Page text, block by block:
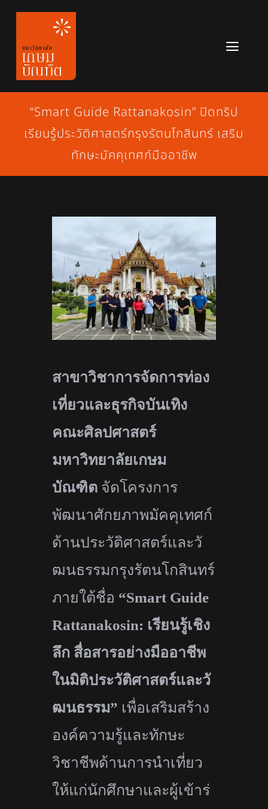
Skip
content
หลักสูตร
ข่าวสาร
เกี่ยวกับมหาวิทยาลัย
สมัครเรียน
“Smart Guide Rattanakosin” ปิดทริป
เรียนรู้ประวัติศาสตร์กรุงรัตนโกสินทร์ เสริม
ทักษะมัคคุเทศก์มืออาชีพ
สาขาวิชาการจัดการท่อง
เที่ยวและธุรกิจบันเทิง
คณะศิลปศาสตร์
มหาวิทยาลัยเกษม
บัณฑิต จัดโครงการ
พัฒนาศักยภาพมัคคุเทศก์
ด้านประวัติศาสตร์และวั
ฒนธรรมกรุงรัตนโกสินทร์
ภายใต้ชื่อ “Smart Guide
Rattanakosin: เรียนรู้เชิง
ลึก สื่อสารอย่างมืออาชีพ
ในมิติประวัติศาสตร์และวั
ฒนธรรม” เพื่อเสริมสร้าง
องค์ความรู้และทักษะ
วิชาชีพด้านการนำเที่ยว
ให้แก่นักศึกษาและผู้เข้าร่